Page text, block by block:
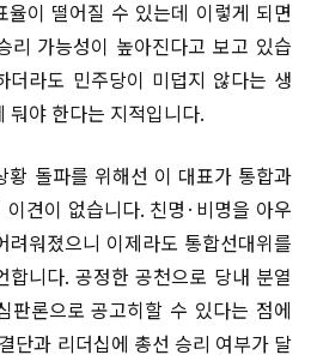
율이 떨어질 수 있는데 이렇게 되면
리 가능성이 높아진다고 보고 있습
더라도 민주당이 미덥지 않다는 생
둬야 한다는 지적입니다.
황 돌파를 위해선 이 대표가 통합과
견이 없습니다. 친명·비명을 아우
워졌으니 이제라도 통합선대위를
합니다. 공정한 공천으로 당내 분열
판론으로 공고히할 수 있다는 점에
단과 리더십에 총선 승리 여부가 달